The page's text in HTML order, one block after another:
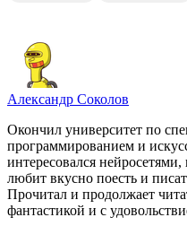
Александр Соколов
Окончил университет по
программированием и
интересовался
любит вкусно поесть и
Прочитал и продолжает
фантастикой и с